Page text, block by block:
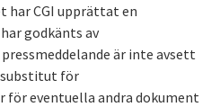
har CGI upprättat en
godkänts av
är inte avsett
för
för eventuella andra dokument